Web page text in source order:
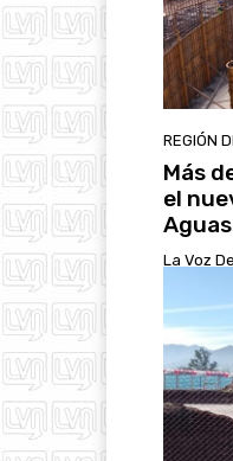
REGIÓN
Más
el
La Voz